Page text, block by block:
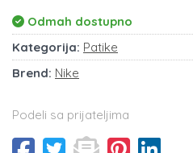
Odmah dostupno
Kategorija: Patike
Brend: Nike
Podeli sa prijateljima